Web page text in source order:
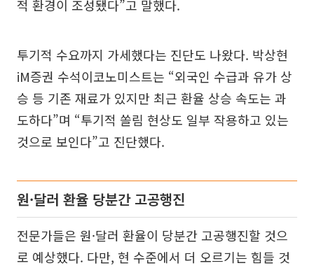
적 환경이 조성됐다”고 말했다.
투기적 수요까지 가세했다는 진단도 나왔다. 박상현
iM증권 수석이코노미스트는 “외국인 수급과 유가 상
승 등 기존 재료가 있지만 최근 환율 상승 속도는 과
도하다”며 “투기적 쏠림 현상도 일부 작용하고 있는
것으로 보인다”고 진단했다.
원·달러 환율 당분간 고공행진
전문가들은 원·달러 환율이 당분간 고공행진할 것으
로 예상했다. 다만, 현 수준에서 더 오르기는 힘들 것